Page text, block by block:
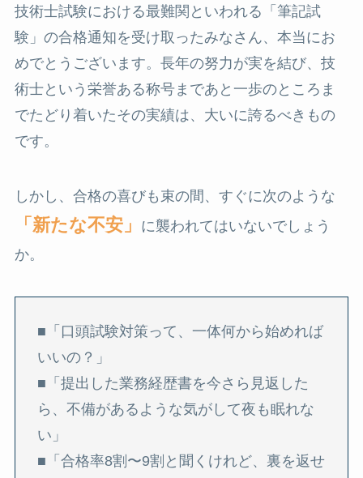
技術士試験における最難関といわれる「筆記試
験」の合格通知を受け取ったみなさん、本当にお
めでとうございます。長年の努力が実を結び、技
術士という栄誉ある称号まであと一歩のところま
でたどり着いたその実績は、大いに誇るべきもの
です。
しかし、合格の喜びも束の間、すぐに次のような
「新たな不安」
に襲われてはいないでしょう
か。
■「口頭試験対策って、一体何から始めれば
いいの？」
■「提出した業務経歴書を今さら見返した
ら、不備があるような気がして夜も眠れな
い」
■「合格率8割〜9割と聞くけれど、裏を返せ